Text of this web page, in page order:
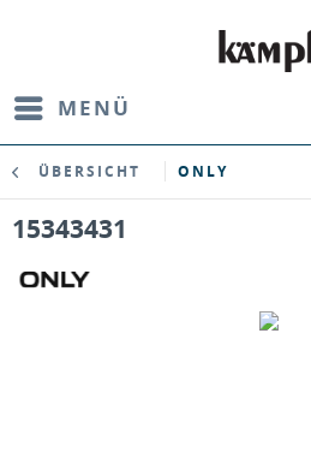
MENÜ
ÜBERSICHT ONLY
15343431